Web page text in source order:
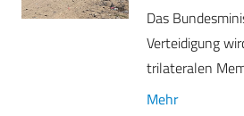
Das
Verteidigung
trilateralen
Mehr